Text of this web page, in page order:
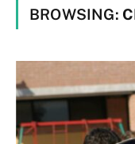
BROWSING: